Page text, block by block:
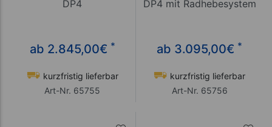
DP4
ab 2.845,00€ *
kurzfristig lieferbar
Art-Nr. 65755
DP4 mit Radhebesystem
ab 3.095,00€ *
kurzfristig lieferbar
Art-Nr. 65756